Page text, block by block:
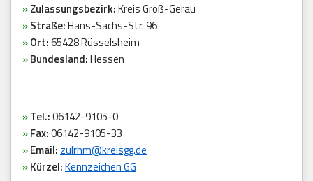
»Zulassungsbezirk:Kreis Groß-Gerau
»Straße:Hans-Sachs-Str. 96
»Ort:65428 Rüsselsheim
»Bundesland:Hessen
»Tel.:06142-9105-0
»Fax:06142-9105-33
»Email: zulrhm@kreisgg.de
»Kürzel:Kennzeichen GG